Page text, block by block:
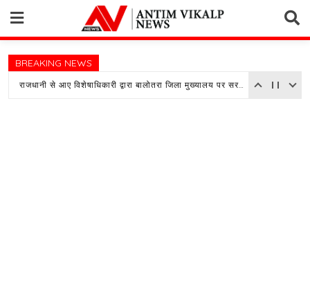
content
BREAKING NEWS
राजधानी से आए विशेषाधिकारी द्वारा बालोतरा जिला मुख्यालय पर सरकारी अस्पताल का किया औचक निरीक्षण